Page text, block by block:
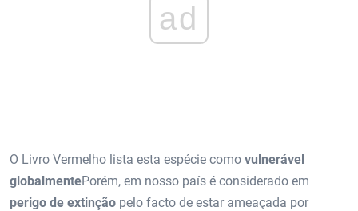
ad
O Livro Vermelho lista esta espécie como vulnerável
globalmentePorém, em nosso país é considerado em
perigo de extinção pelo facto de estar ameaçada por